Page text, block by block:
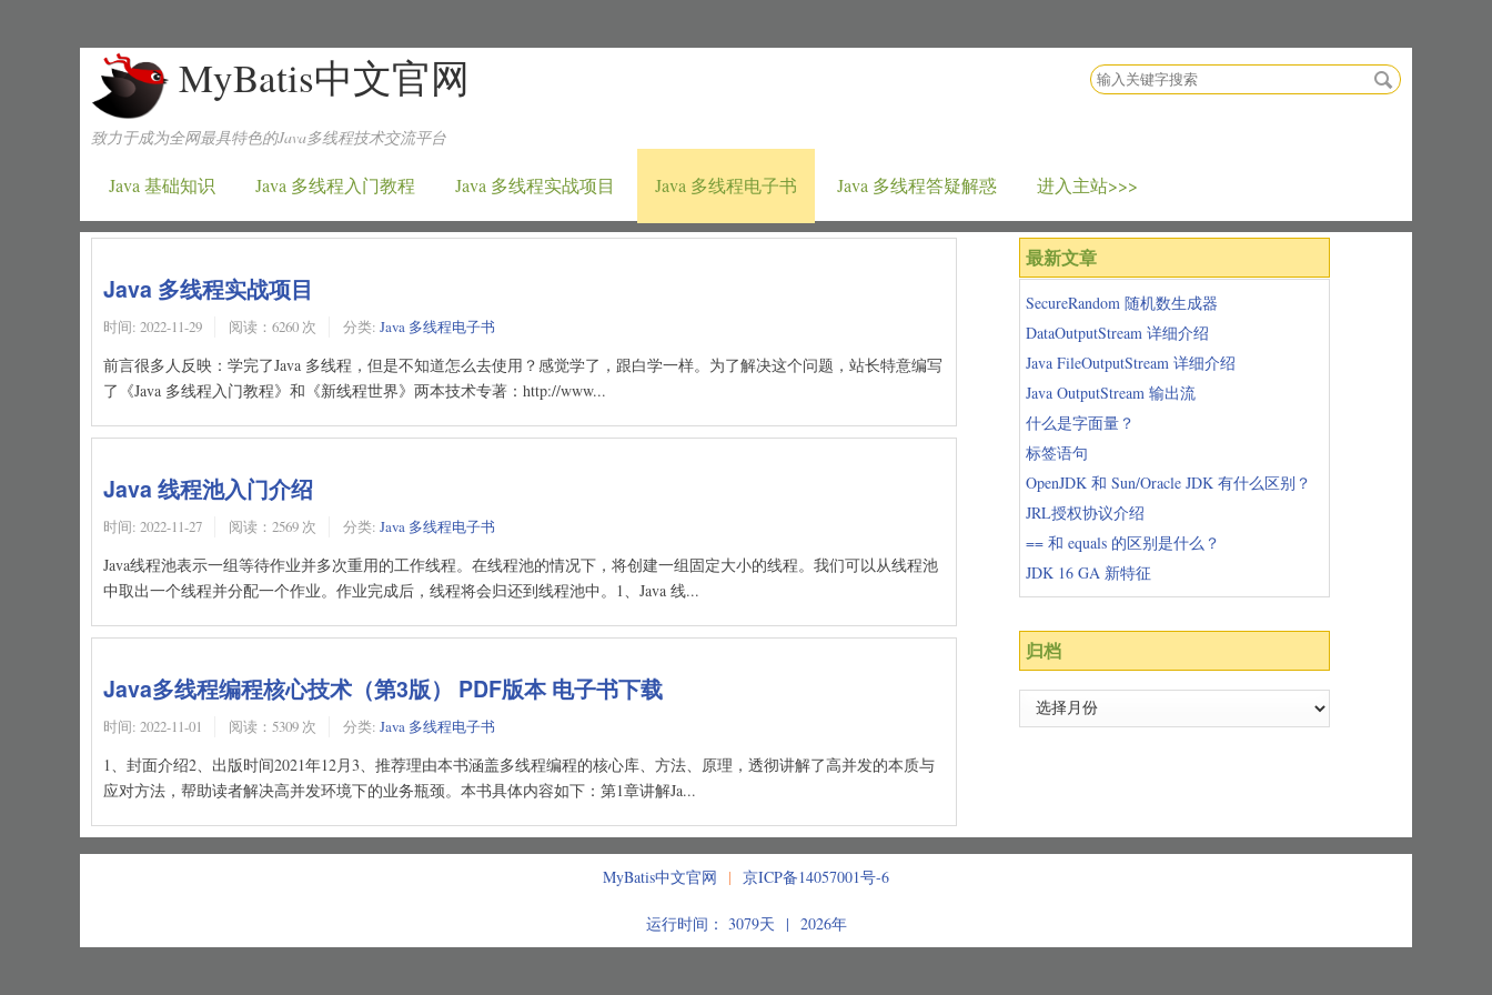
MyBatis中文官网
致力于成为全网最具特色的Java多线程技术交流平台
搜
索
Java 基础知识 Java 多线程入门教程 Java 多线程实战项目 Java 多线程电子书 Java 多线程答疑解惑 进入主站>>>
Java 多线程实战项目
时间: 2022-11-29 阅读：6260 次 分类: Java 多线程电子书
前言很多人反映：学完了Java 多线程，但是不知道怎么去使用？感觉学了，跟白学一样。为了解决这个问题，站长特意编写
了《Java 多线程入门教程》和《新线程世界》两本技术专著：http://www...
Java 线程池入门介绍
时间: 2022-11-27 阅读：2569 次 分类: Java 多线程电子书
Java线程池表示一组等待作业并多次重用的工作线程。在线程池的情况下，将创建一组固定大小的线程。我们可以从线程池
中取出一个线程并分配一个作业。作业完成后，线程将会归还到线程池中。1、Java 线...
Java多线程编程核心技术（第3版） PDF版本 电子书下载
时间: 2022-11-01 阅读：5309 次 分类: Java 多线程电子书
1、封面介绍2、出版时间2021年12月3、推荐理由本书涵盖多线程编程的核心库、方法、原理，透彻讲解了高并发的本质与
应对方法，帮助读者解决高并发环境下的业务瓶颈。本书具体内容如下：第1章讲解Ja...
最新文章
SecureRandom 随机数生成器
DataOutputStream 详细介绍
Java FileOutputStream 详细介绍
Java OutputStream 输出流
什么是字面量？
标签语句
OpenJDK 和 Sun/Oracle JDK 有什么区别？
JRL授权协议介绍
== 和 equals 的区别是什么？
JDK 16 GA 新特征
归档
MyBatis中文官网 | 京ICP备14057001号-6
运行时间： 3079天 | 2026年